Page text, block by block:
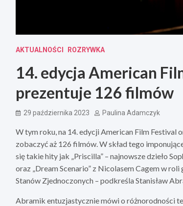
AKTUALNOŚCI ROZRYWKA
14. edycja American
prezentuje 126 filmów
29 października 2023 Paulina Adamczyk
W tym roku, na 14. edycji American Film Festival
zobaczyć aż 126 filmów. W skład tego
się takie hity jak „Priscilla” – najnowsze dzieło
oraz „Dream Scenario” z Nicolasem Cagem w
Stanów Zjednoczonych – podkreśla Stanisław
Abramik entuzjastycznie mówi o różnorodności